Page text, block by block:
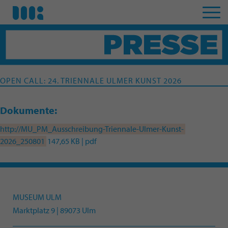
OPEN CALL: 24. TRIENNALE ULMER KUNST 2026
Dokumente:
http://MU_PM_Ausschreibung-Triennale-Ulmer-Kunst-
2026_250801 147,65 KB | pdf
MUSEUM ULM
Marktplatz 9 | 89073 Ulm